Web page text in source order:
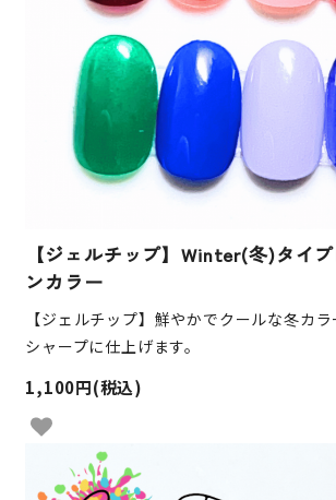
【ジェルチップ】Winter(冬)タイ
ンカラー
【ジェルチップ】鮮やかでクールな冬カ
シャープに仕上げます。
1,100円(税込)